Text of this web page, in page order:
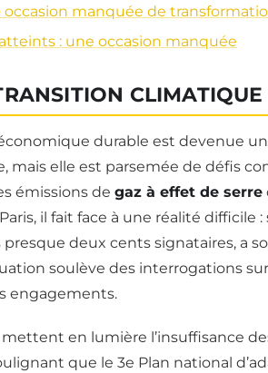
manquée de
: une occasion manquée
durable est devenue
mais elle est parsemée de défis
émissions de gaz à effet de serre
il fait face à une réalité difficile
deux cents signataires, a
soulève des interrogations
engagements.
en lumière l’insuffisance
que le 3e Plan national